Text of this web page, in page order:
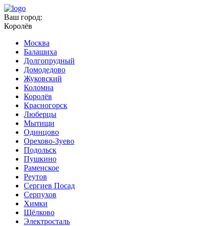
Ваш город:
Королёв
Москва
Балашиха
Долгопрудный
Домодедово
Жуковский
Коломна
Королёв
Красногорск
Люберцы
Мытищи
Одинцово
Орехово-Зуево
Подольск
Пушкино
Раменское
Реутов
Сергиев Посад
Серпухов
Химки
Щёлково
Электросталь